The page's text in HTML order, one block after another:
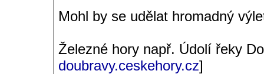
Mohl by se udělat hromadný
Železné hory např. Údolí řeky
doubravy.ceskehory.cz]